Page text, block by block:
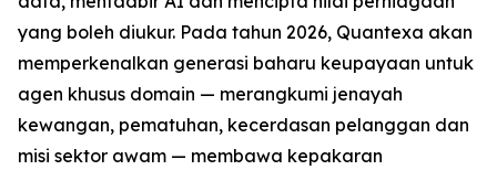
yang boleh diukur. Pada tahun 2026, Quantexa akan
memperkenalkan generasi baharu keupayaan untuk
agen khusus domain — merangkumi jenayah
kewangan, pematuhan, kecerdasan pelanggan dan
misi sektor awam — membawa kepakaran